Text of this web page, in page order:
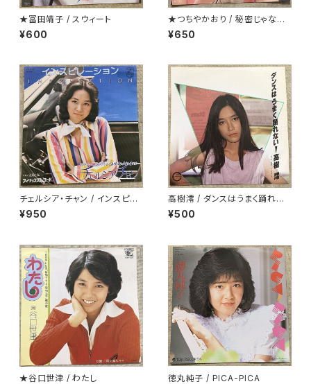
★冨田靖子 / スウィート
¥600
★つちやかおり / 秘密じゃない
けど秘密
¥650
チェルシア・チャン / インスピレ
ーション
¥950
高樹澪 / ダンスはうまく踊れな
い
¥500
★谷口世津 / わたし 徳丸純子 / PICA-PICA